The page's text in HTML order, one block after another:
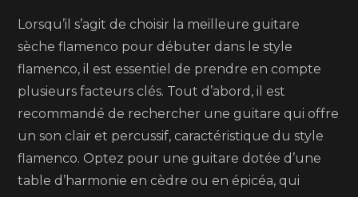
Lorsqu’il s’agit de choisir la meilleure guitare
sèche flamenco pour débuter dans le style
flamenco, il est essentiel de prendre en compte
plusieurs facteurs clés. Tout d’abord, il est
recommandé de rechercher une guitare qui offre
un son clair et percussif, caractéristique du style
flamenco. Optez pour une guitare dotée d’une
table d’harmonie en cèdre ou en épicéa, qui